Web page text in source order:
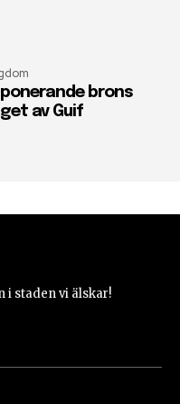
brons
av Guif
i staden vi älskar!